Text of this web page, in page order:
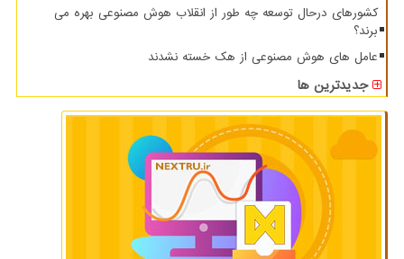
کشورهای درحال توسعه چه طور از انقلاب هوش مصنوعی بهره می
برند؟
عامل های هوش مصنوعی از هک خسته نشدند
جدیدترین ها